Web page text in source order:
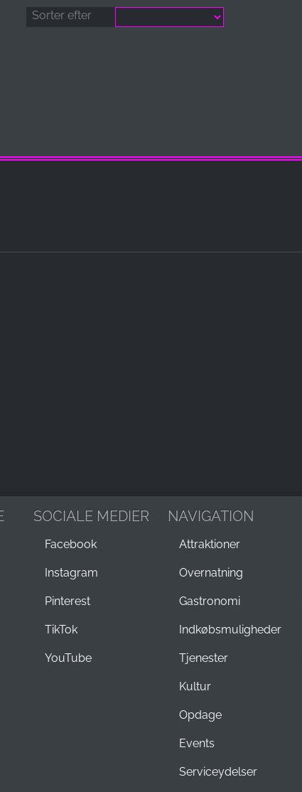
Sorter efter
SOCIALE MEDIER
Facebook
Instagram
Pinterest
TikTok
YouTube
NAVIGATION
Attraktioner
Overnatning
Gastronomi
Indkøbsmuligheder
Tjenester
Kultur
Opdage
Events
Serviceydelser